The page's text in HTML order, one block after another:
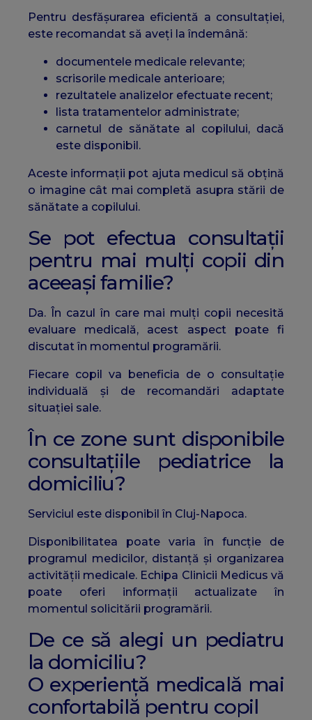
Pentru desfășurarea eficientă a consultației,
este recomandat să aveți la îndemână:
documentele medicale relevante;
scrisorile medicale anterioare;
rezultatele analizelor efectuate recent;
lista tratamentelor administrate;
carnetul de sănătate al copilului, dacă
este disponibil.
Aceste informații pot ajuta medicul să obțină
o imagine cât mai completă asupra stării de
sănătate a copilului.
Se pot efectua consultații
pentru mai mulți copii din
aceeași familie?
Da. În cazul în care mai mulți copii necesită
evaluare medicală, acest aspect poate fi
discutat în momentul programării.
Fiecare copil va beneficia de o consultație
individuală și de recomandări adaptate
situației sale.
În ce zone sunt disponibile
consultațiile pediatrice la
domiciliu?
Serviciul este disponibil în Cluj-Napoca.
Disponibilitatea poate varia în funcție de
programul medicilor, distanță și organizarea
activității medicale. Echipa Clinicii Medicus vă
poate oferi informații actualizate în
momentul solicitării programării.
De ce să alegi un pediatru
la domiciliu?
O experiență medicală mai
confortabilă pentru copil